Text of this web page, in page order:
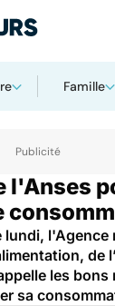
Famille
l'Anses
l'Agence
de
les bons
sa